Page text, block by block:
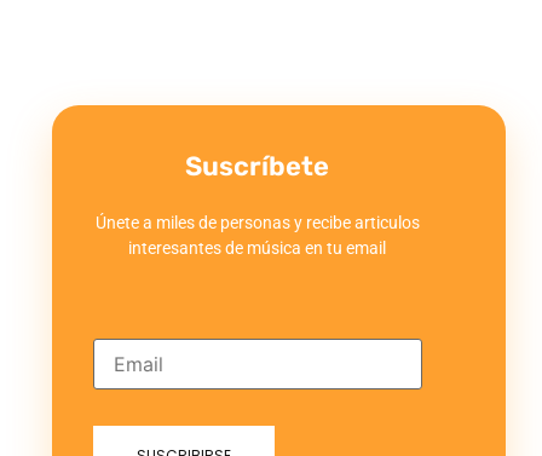
Suscríbete
Únete a miles de personas y recibe articulos
interesantes de música en tu email